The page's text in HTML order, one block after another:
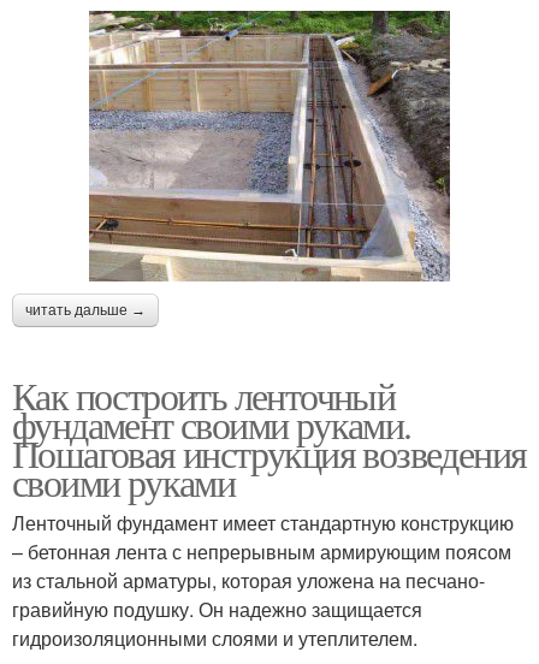
читать дальше →
Как построить ленточный
фундамент своими руками.
Пошаговая инструкция возведения
своими руками
Ленточный фундамент имеет стандартную конструкцию
– бетонная лента с непрерывным армирующим поясом
из стальной арматуры, которая уложена на песчано-
гравийную подушку. Он надежно защищается
гидроизоляционными слоями и утеплителем.